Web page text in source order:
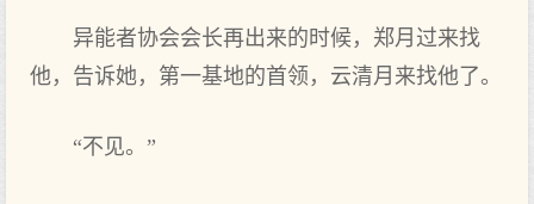
异能者协会会长再出来的时候，郑月过来找
他，告诉她，第一基地的首领，云清月来找他了。
“不见。”